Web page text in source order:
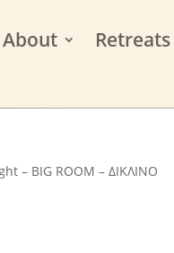
About Retreats
– BIG ROOM – ΔΙΚΛΙΝΟ